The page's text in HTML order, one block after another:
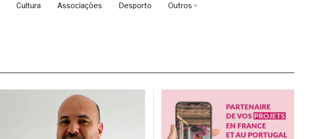
Cultura Associações Desporto Outros